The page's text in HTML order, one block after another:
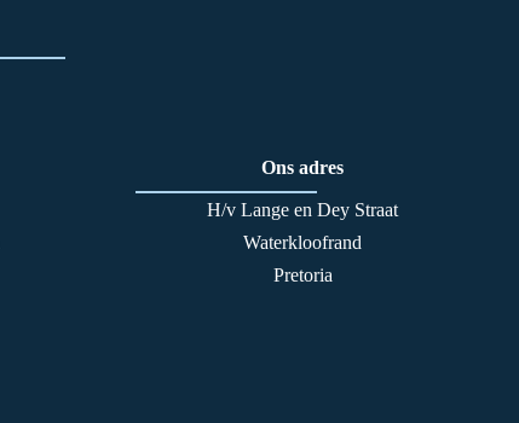
Ons adres
H/v Lange en Dey Straat
Waterkloofrand
Pretoria